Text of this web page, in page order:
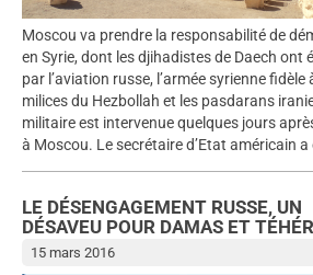
Moscou va prendre la responsabilité de
en Syrie, dont les djihadistes de Daech ont
par l’aviation russe, l’armée syrienne
milices du Hezbollah et les pasdarans
militaire est intervenue quelques jours
à Moscou. Le secrétaire d’Etat américain
LE DÉSENGAGEMENT RUSSE, UN
DÉSAVEU POUR DAMAS ET
15 mars 2016